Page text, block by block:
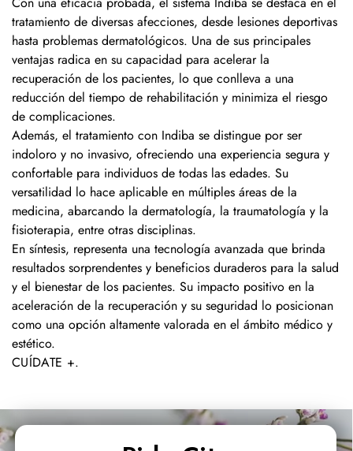
tratamiento de diversas afecciones, desde lesiones deportivas
hasta problemas dermatológicos. Una de sus principales
ventajas radica en su capacidad para acelerar la
recuperación de los pacientes, lo que conlleva a una
reducción del tiempo de rehabilitación y minimiza el riesgo
de complicaciones.
Además, el tratamiento con Indiba se distingue por ser
indoloro y no invasivo, ofreciendo una experiencia segura y
confortable para individuos de todas las edades. Su
versatilidad lo hace aplicable en múltiples áreas de la
medicina, abarcando la dermatología, la traumatología y la
fisioterapia, entre otras disciplinas.
En síntesis, representa una tecnología avanzada que brinda
resultados sorprendentes y beneficios duraderos para la salud
y el bienestar de los pacientes. Su impacto positivo en la
aceleración de la recuperación y su seguridad lo posicionan
como una opción altamente valorada en el ámbito médico y
estético.
CUÍDATE +.